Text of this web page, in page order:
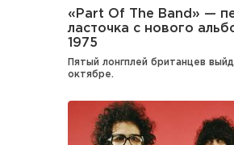
«Part Of The Band» —
ласточка с нового
1975
Пятый лонгплей британцев
октябре.